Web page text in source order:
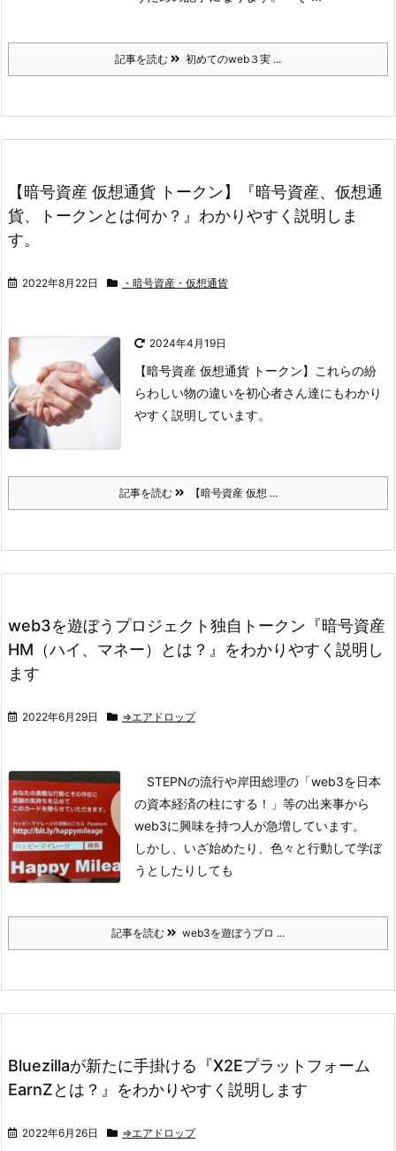
記事を読む 初めてのweb３実 ...
【暗号資産 仮想通貨 トークン】『暗号資産、仮想通
貨、トークンとは何か？』わかりやすく説明しま
す。
2022年8月22日 ・暗号資産・仮想通貨
2024年4月19日
【暗号資産 仮想通貨 トークン】これらの紛
らわしい物の違いを初心者さん達にもわかり
やすく説明しています。
記事を読む 【暗号資産 仮想 ...
web3を遊ぼうプロジェクト独自トークン『暗号資産
HM（ハイ、マネー）とは？』をわかりやすく説明し
ます
2022年6月29日 ⇒エアドロップ
STEPNの流行や岸田総理の 「web3を日本
の資本経済の柱にする！」 等の出来事から
web3に興味を持つ人が急増しています。
しかし、いざ始めたり、色々と行動して学ぼ
うとしたりしても
記事を読む web3を遊ぼうプロ ...
Bluezillaが新たに手掛ける『X2Eプラットフォーム
EarnZとは？』をわかりやすく説明します
2022年6月26日 ⇒エアドロップ